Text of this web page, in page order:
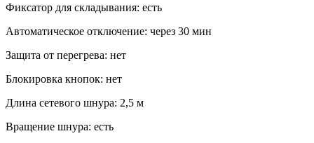
Фиксатор для складывания: есть
Автоматическое отключение: через 30 мин
Защита от перегрева: нет
Блокировка кнопок: нет
Длина сетевого шнура: 2,5 м
Вращение шнура: есть